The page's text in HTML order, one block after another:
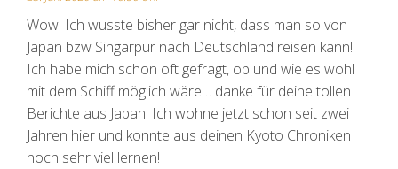
Wow! Ich wusste bisher gar nicht, dass man so von
Japan bzw Singarpur nach Deutschland reisen kann!
Ich habe mich schon oft gefragt, ob und wie es wohl
mit dem Schiff möglich wäre… danke für deine tollen
Berichte aus Japan! Ich wohne jetzt schon seit zwei
Jahren hier und konnte aus deinen Kyoto Chroniken
noch sehr viel lernen!